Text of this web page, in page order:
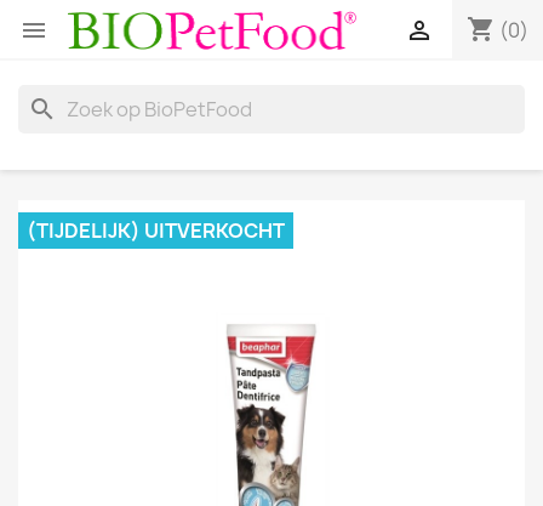
 shopping_cart (0)

search
(TIJDELIJK) UITVERKOCHT